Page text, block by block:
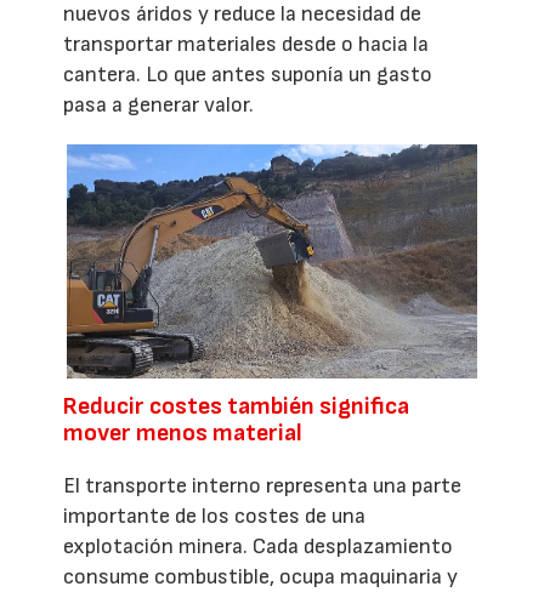
nuevos áridos y reduce la necesidad de
transportar materiales desde o hacia la
cantera. Lo que antes suponía un gasto
pasa a generar valor.
Reducir costes también significa
mover menos material
El transporte interno representa una parte
importante de los costes de una
explotación minera. Cada desplazamiento
consume combustible, ocupa maquinaria y